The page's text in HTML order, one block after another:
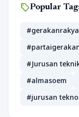
sellPopular
#Jurusan
#almasoem
#jurusan